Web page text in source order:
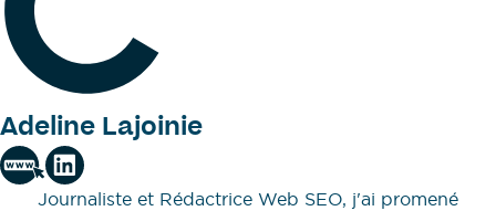
Adeline Lajoinie
Journaliste et Rédactrice Web SEO, j'ai promené